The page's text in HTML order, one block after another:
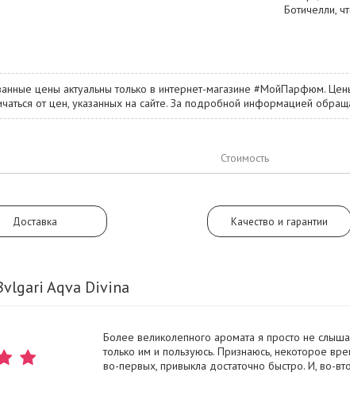
Ботичелли,
Ботичелли,
который вам
аромат
цены актуальны только в интернет-магазине #МойПарфюм.
от цен, указанных на сайте. За подробной информацией
Стоимость
Доставка Качество и гарантии
Aqva Divina
Более великолепного аромата я просто не
только им и пользуюсь. Признаюсь, некоторое
во-первых, привыкла достаточно быстро. И, во-